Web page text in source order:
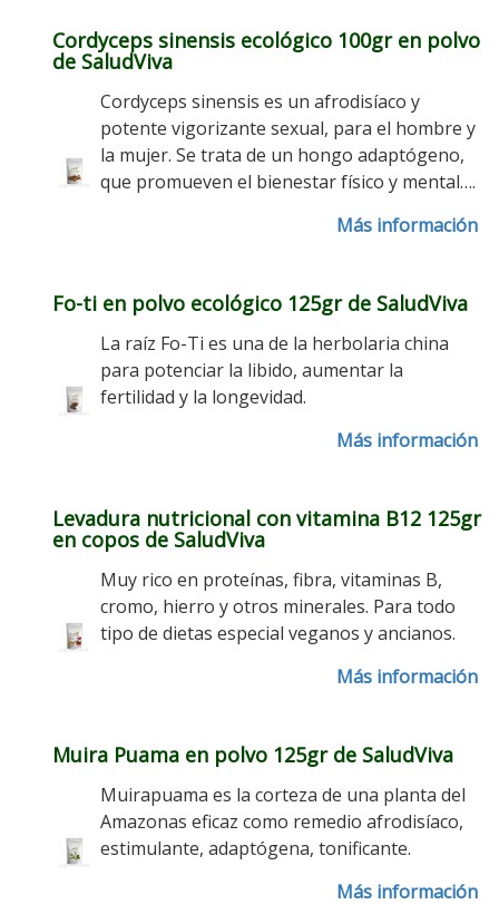
Cordyceps sinensis ecológico 100gr en polvo
de SaludViva
Cordyceps sinensis es un afrodisíaco y
potente vigorizante sexual, para el hombre y
la mujer. Se trata de un hongo adaptógeno,
que promueven el bienestar físico y mental….
Más información
Fo-ti en polvo ecológico 125gr de SaludViva
La raíz Fo-Ti es una de la herbolaria china
para potenciar la libido, aumentar la
fertilidad y la longevidad.
Más información
Levadura nutricional con vitamina B12 125gr
en copos de SaludViva
Muy rico en proteínas, fibra, vitaminas B,
cromo, hierro y otros minerales. Para todo
tipo de dietas especial veganos y ancianos.
Más información
Muira Puama en polvo 125gr de SaludViva
Muirapuama es la corteza de una planta del
Amazonas eficaz como remedio afrodisíaco,
estimulante, adaptógena, tonificante.
Más información